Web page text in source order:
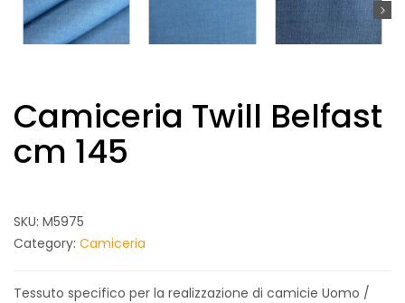
Camiceria Twill Belfast
cm 145
SKU: M5975
Category: Camiceria
Tessuto specifico per la realizzazione di camicie Uomo /